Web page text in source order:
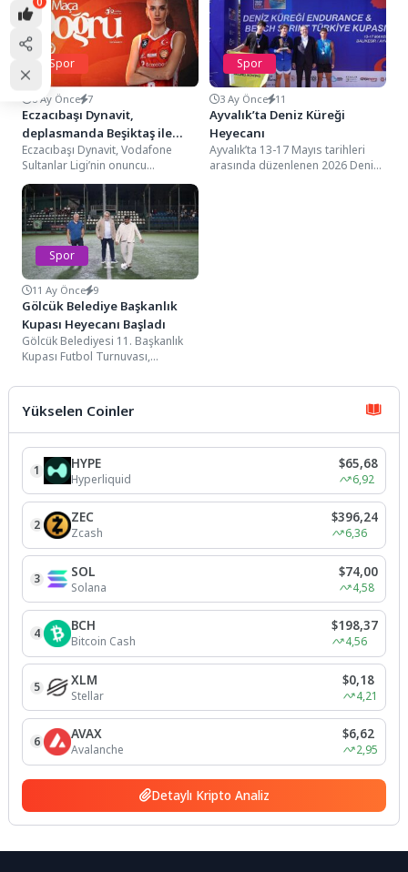
Spor
8 Ay Önce 7
Eczacıbaşı Dynavit,
deplasmanda Beşiktaş ile
karşılaşacak
Eczacıbaşı Dynavit, Vodafone
Sultanlar Ligi’nin onuncu
haftasında deplasmanda
Beşiktaş’a konuk olacak.
Karşılaşma hazırlıklarına tüm
hızıyla...
Spor
3 Ay Önce 11
Ayvalık’ta Deniz Küreği
Heyecanı
Ayvalık’ta 13-17 Mayıs tarihleri
arasında düzenlenen 2026 Deniz
Spor
11 Ay Önce 9
Gölcük Belediye Başkanlık
Kupası Heyecanı Başladı
Gölcük Belediyesi 11. Başkanlık
Kupası Futbol Turnuvası,
maçla başladı.Bu yıl da büyük...
Yükselen Coinler
1 HYPE
Hyperliquid
$65,68
6,92
2 ZEC
Zcash
$396,24
6,36
3 SOL
Solana
$74,00
4,58
4 BCH
Bitcoin Cash
$198,37
4,56
5 XLM
Stellar
$0,18
4,21
6 AVAX
Avalanche
$6,62
2,95
Detaylı Kripto Analiz